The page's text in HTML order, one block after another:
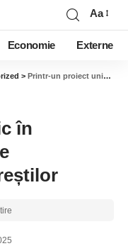
Aa
Economie Externe
> Printr-un proiect unic în România, demarat de Arhiepiscopia Bucureștilor
în